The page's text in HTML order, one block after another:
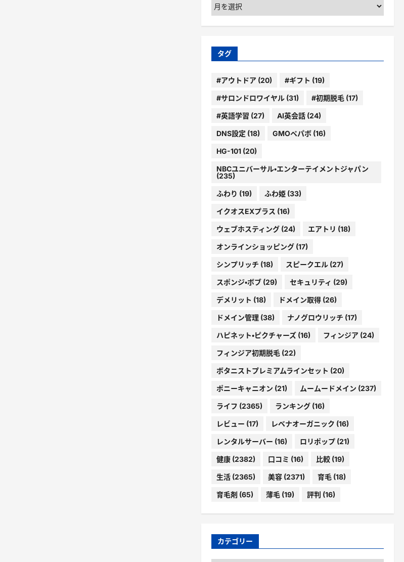
ー
カ
ブ
タグ
#アウトドア(20) #ギフト (19)
#サロンドロワイヤル(31) #初期脱毛(17)
#英語学習 (27) AI英会話(24)
DNS設定 (18) GMOペパボ(16)
HG-101(20)
NBCユニバーサル・エンターテイメントジャパン
(235)
ふわり (19) ふわ姫(33)
イクオスEXプラス (16)
ウェブホスティング(24) エアトリ (18)
オンラインショッピング(17)
シンプリッチ (18) スピークエル(27)
スポンジ・ボブ(29) セキュリティ (29)
デメリット (18) ドメイン取得(26)
ドメイン管理(38) ナノグロウリッチ (17)
ハピネット・ピクチャーズ(16) フィンジア(24)
フィンジア初期脱毛(22)
ボタニストプレミアムラインセット (20)
ポニーキャニオン (21) ムームードメイン (237)
ライフ (2365) ランキング(16)
レビュー (17) レベナオーガニック (16)
レンタルサーバー (16) ロリポップ(21)
健康(2382) 口コミ (16) 比較(19)
生活(2365) 美容(2371) 育毛(18)
育毛剤 (65) 薄毛(19) 評判 (16)
カテゴリー